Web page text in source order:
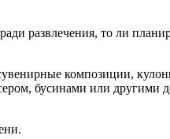
развлечения, то ли
композиции,
бусинами или другими